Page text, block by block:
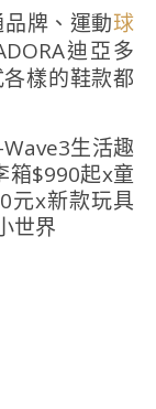
牌、運動球
迪亞多
樣的鞋款都